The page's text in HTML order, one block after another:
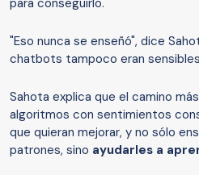
para conseguirlo.
"Eso nunca se enseñó", dice
chatbots tampoco eran
Sahota explica que el camino
algoritmos con sentimientos
que quieran mejorar, y no sólo
patrones, sino ayudarles a